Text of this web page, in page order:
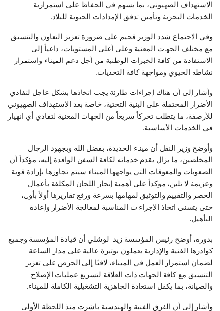
الاستهداف الصهيوني، بما يسهم في الحفاظ على استمرارية
الخدمات البحرية وتأمين تدفق الإمدادات الحيوية للبلاد.
وفي الاجتماع شدد الوزير قحيم على ضرورة تعزيز التعاون والتنسيق
مع مختلف الجهات المعنية وعلى أعلى المستويات، داعياً إلى
الاستفادة من كافة الخبرات الوطنية من أجل دعم الميناء واستمرار
نشاطه الحيوي ومواجهة كافة التحديات.
وأشار إلى أن هناك إجراءات طارئة يجب اتخاذها بشكل عاجل لتفادي
الأضرار المحتملة على البنية التحتية، خاصة بعد الاستهداف الصهيوني
للأرصفة، ما يتطلب تحركاً سريعاً من الجهات المعنية لتفادي أي انهيار
في الخدمات الأساسية.
وأوضح وزير النقل أن ميناء الحديدة، بفضل الله وبجهود الرجال
المخلصين، ما يزال يقدم خدماته لكافة السفن الوافدة إليه، مؤكداً أن
الصعوبات والمعوقات التي يواجهها الميناء سيتم تجاوزها بإرادة قوية
وعزيمة لا تلين، مؤكداً على أهمية إنجاز اللجان المكلفة بأعمال
الحصر والتقييم والتوثيق لمهامها بسرعة ورفع تقاريرها أولاً بأول،
حتى يتسنى اتخاذ الإجراءات المناسبة لمعالجة الأضرار وإعادة
التأهيل.
بدوره، أوضح رئيس المؤسسة زيد الوشلي أن قيادة المؤسسة وجميع
كوادرها الفنية والإدارية يعملون بوتيرة عالية على مدار الساعة
لضمان استمرار العمل في الميناء، لافتًا إلى الحرص على تعزيز
التنسيق مع كافة الجهات ذات العلاقة لتسريع عمليات الإصلاح
والصيانة، بما يكفل استعادة الجاهزية التشغيلية الكاملة للميناء.
وأشار إلى أن الفرق الفنية والهندسية باشرت منذ اللحظة الأولى